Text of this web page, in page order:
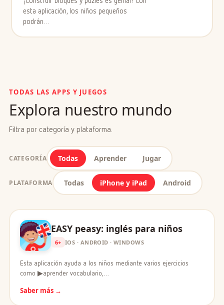
esta aplicación, los niños pequeños
podrán…
TODAS LAS APPS Y JUEGOS
Explora nuestro mundo
Filtra por categoría y plataforma.
CATEGORÍA Todas Aprender Jugar
PLATAFORMA Todas iPhone y iPad Android
EASY peasy: inglés para niños
6+ IOS · ANDROID · WINDOWS
Esta aplicación ayuda a los niños mediante varios ejercicios
como ▶aprender vocabulario,…
Saber más →